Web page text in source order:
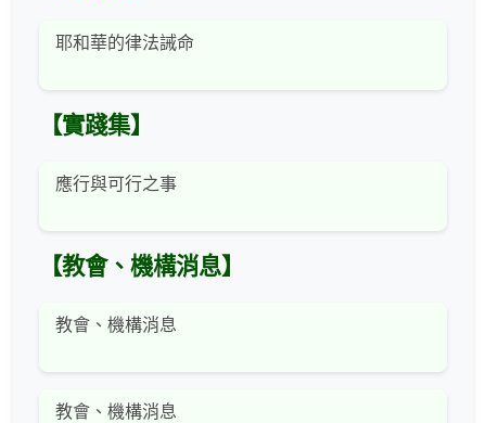
耶和華的律法誡命
【實踐集】
應行與可行之事
【教會、機構消息】
教會、機構消息
教會、機構消息